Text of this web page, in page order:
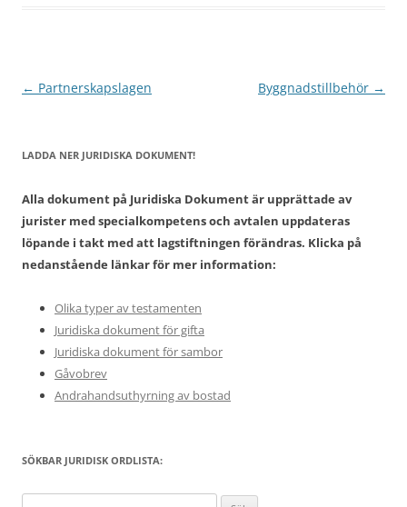
Inläggsnavigering
← Partnerskapslagen Byggnadstillbehör →
LADDA NER JURIDISKA DOKUMENT!
Alla dokument på Juridiska Dokument är upprättade av
jurister med specialkompetens och avtalen uppdateras
löpande i takt med att lagstiftningen förändras. Klicka på
nedanstående länkar för mer information:
Olika typer av testamenten
Juridiska dokument för gifta
Juridiska dokument för sambor
Gåvobrev
Andrahandsuthyrning av bostad
SÖKBAR JURIDISK ORDLISTA: